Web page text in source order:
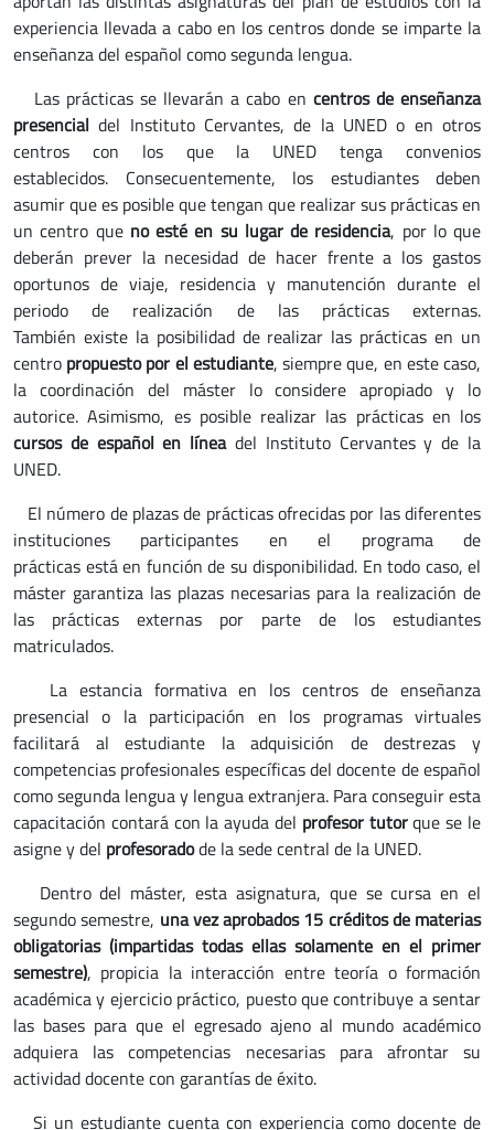
experiencia llevada a cabo en los centros donde se imparte la
enseñanza del español como segunda lengua.
Las prácticas se llevarán a cabo en centros de enseñanza
presencial del Instituto Cervantes, de la UNED o en otros
centros con los que la UNED tenga convenios
establecidos. Consecuentemente, los estudiantes deben
asumir que es posible que tengan que realizar sus prácticas en
un centro que no esté en su lugar de residencia, por lo que
deberán prever la necesidad de hacer frente a los gastos
oportunos de viaje, residencia y manutención durante el
periodo de realización de las prácticas externas.
También existe la posibilidad de realizar las prácticas en un
centro propuesto por el estudiante, siempre que, en este caso,
la coordinación del máster lo considere apropiado y lo
autorice. Asimismo, es posible realizar las prácticas en los
cursos de español en líneadel Instituto Cervantes y de la
UNED.
El número de plazas de prácticas ofrecidas por las diferentes
instituciones participantes en el programa de
prácticas está en función de su disponibilidad. En todo caso, el
máster garantiza las plazas necesarias para la realización de
las prácticas externas por parte de los estudiantes
matriculados.
La estancia formativa en los centros de enseñanza
presencial o la participación en los programas virtuales
facilitará al estudiante la adquisición de destrezas y
competencias profesionales específicas del docente de español
como segunda lengua y lengua extranjera. Para conseguir esta
capacitación contará con la ayuda del profesor tutorque se le
asigne y del profesoradode la sede central de la UNED.
Dentro del máster, esta asignatura, que se cursa en el
segundo semestre, una vez aprobados 15 créditos de materias
obligatorias (impartidas todas ellas solamente en el primer
semestre), propicia la interacción entre teoría o formación
académica y ejercicio práctico, puesto que contribuye a sentar
las bases para que el egresado ajeno al mundo académico
adquiera las competencias necesarias para afrontar su
actividad docente con garantías de éxito.
Si un estudiante cuenta con experiencia como docente de